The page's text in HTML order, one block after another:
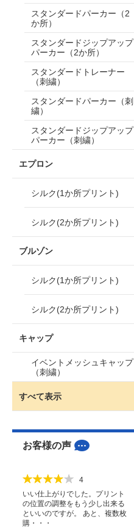
スタンダードパーカー（2
か所）
スタンダードジップアップ
パーカー（2か所）
スタンダードトレーナー
（刺繍）
スタンダードパーカー（刺
繍）
スタンダードジップアップ
パーカー（刺繍）
エプロン
シルク(1か所プリント)
シルク(2か所プリント)
ブルゾン
シルク(1か所プリント)
シルク(2か所プリント)
キャップ
イベントメッシュキャップ
（刺繍）
すべて表示
お客様の声
4
いい仕上がりでした。プリント
の位置の調整をもう少し出来る
といいのですが。 あと、複数枚
購・・・